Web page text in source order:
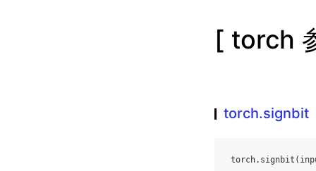
[ torch
torch.signbit
torch. signbit (